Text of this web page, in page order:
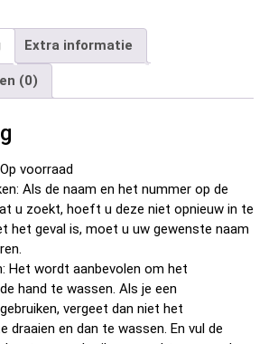
ail er
es
t
d
di
t
ke
dI
n
e
n
Extra informatie
(0)
voorraad
Als de naam en het nummer op de
u zoekt, hoeft u deze niet opnieuw in te
het geval is, moet u uw gewenste naam
Het wordt aanbevolen om het
hand te wassen. Als je een
vergeet dan niet het
draaien en dan te wassen. En vul de